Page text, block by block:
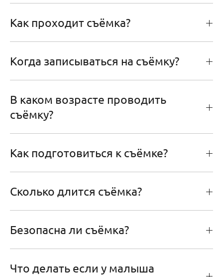
Как проходит съёмка?
Когда записываться на съёмку?
В каком возрасте проводить
съёмку?
Как подготовиться к съёмке?
Сколько длится съёмка?
Безопасна ли съёмка?
Что делать если у малыша